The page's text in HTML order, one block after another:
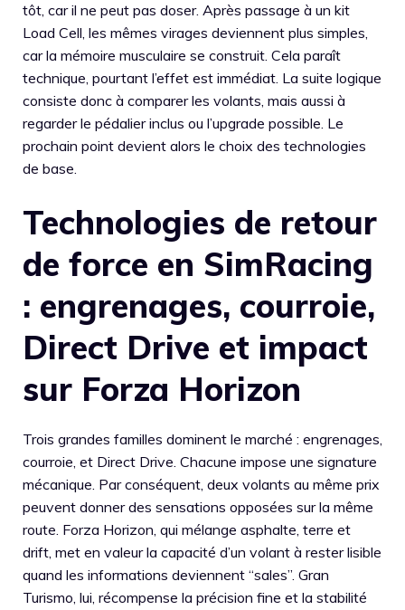
tôt, car il ne peut pas doser. Après passage à un kit
Load Cell, les mêmes virages deviennent plus simples,
car la mémoire musculaire se construit. Cela paraît
technique, pourtant l’effet est immédiat. La suite logique
consiste donc à comparer les volants, mais aussi à
regarder le pédalier inclus ou l’upgrade possible. Le
prochain point devient alors le choix des technologies
de base.
Technologies de retour
de force en SimRacing
: engrenages, courroie,
Direct Drive et impact
sur Forza Horizon
Trois grandes familles dominent le marché : engrenages,
courroie, et Direct Drive. Chacune impose une signature
mécanique. Par conséquent, deux volants au même prix
peuvent donner des sensations opposées sur la même
route. Forza Horizon, qui mélange asphalte, terre et
drift, met en valeur la capacité d’un volant à rester lisible
quand les informations deviennent “sales”. Gran
Turismo, lui, récompense la précision fine et la stabilité